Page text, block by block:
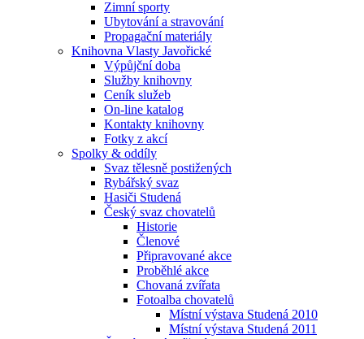
Zimní sporty
Ubytování a stravování
Propagační materiály
Knihovna Vlasty Javořické
Výpůjční doba
Služby knihovny
Ceník služeb
On-line katalog
Kontakty knihovny
Fotky z akcí
Spolky & oddíly
Svaz tělesně postižených
Rybářský svaz
Hasiči Studená
Český svaz chovatelů
Historie
Členové
Připravované akce
Proběhlé akce
Chovaná zvířata
Fotoalba chovatelů
Místní výstava Studená 2010
Místní výstava Studená 2011